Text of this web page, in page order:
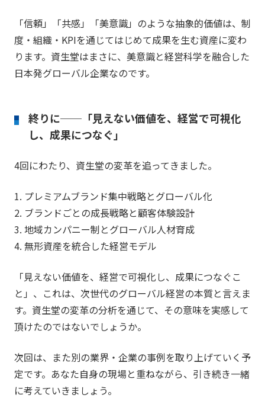
「信頼」「共感」「美意識」のような抽象的価値は、制
度・組織・KPIを通じてはじめて成果を生む資産に変わ
ります。資生堂はまさに、美意識と経営科学を融合した
日本発グローバル企業なのです。
終りに──「見えない価値を、経営で可視化
し、成果につなぐ」
4回にわたり、資生堂の変革を追ってきました。
1. プレミアムブランド集中戦略とグローバル化
2. ブランドごとの成長戦略と顧客体験設計
3. 地域カンパニー制とグローバル人材育成
4. 無形資産を統合した経営モデル
「見えない価値を、経営で可視化し、成果につなぐこ
と」、これは、次世代のグローバル経営の本質と言えま
す。資生堂の変革の分析を通じて、その意味を実感して
頂けたのではないでしょうか。
次回は、また別の業界・企業の事例を取り上げていく予
定です。あなた自身の現場と重ねながら、引き続き一緒
に考えていきましょう。